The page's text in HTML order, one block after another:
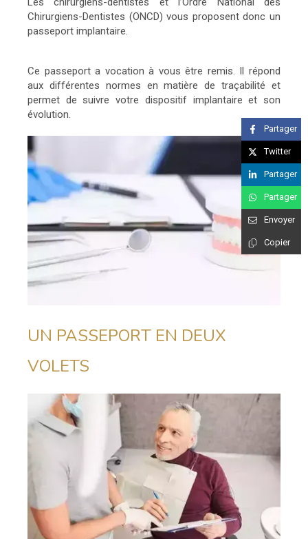
Chirurgiens-Dentistes (ONCD) vous proposent donc un
passeport implantaire.
Ce passeport a vocation à vous être remis. Il répond
aux différentes normes en matière de traçabilité et
permet de suivre votre dispositif implantaire et son
évolution.
UN PASSEPORT EN DEUX
VOLETS
Partager
Twitter
Partager
Partager
Envoyer
Copier